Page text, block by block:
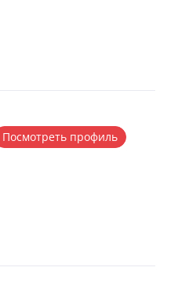
Посмотреть профиль